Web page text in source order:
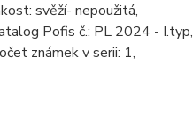
svěží- nepoužitá,
Pofis č.: PL 2024 - I.typ,
známek v serii: 1,